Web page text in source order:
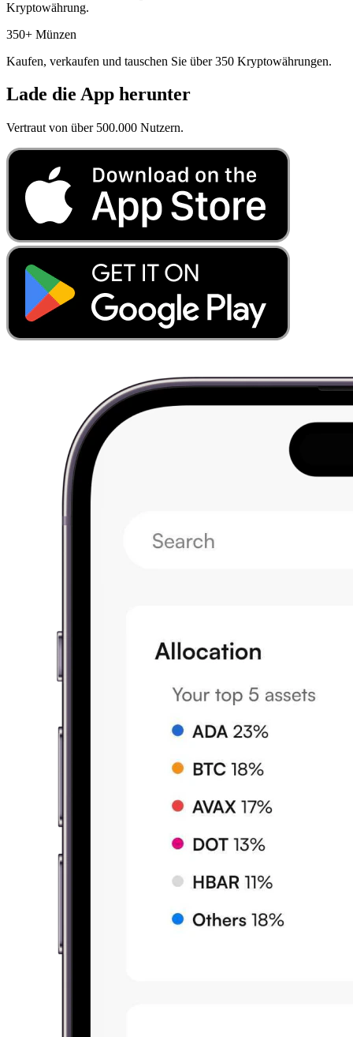
Kryptowährung.
350+ Münzen
Kaufen, verkaufen und tauschen Sie über 350 Kryptowährungen.
Lade die App herunter
Vertraut von über 500.000 Nutzern.